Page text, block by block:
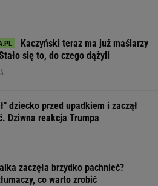
Kaczyński teraz ma już maślarzy
się to, do czego dążyli
dziecko przed upadkiem i zaczął
Dziwna reakcja Trumpa
zaczęła brzydko pachnieć?
co warto zrobić